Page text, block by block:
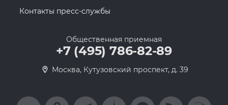
Контакты пресс-службы
Общественная приемная
+7 (495) 786-82-89
Москва, Кутузовский проспект, д. 39